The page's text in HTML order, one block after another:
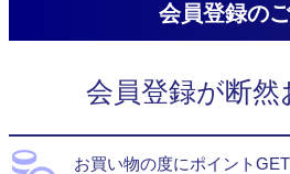
会員登録の
会員登録が断然
お買い物の度にポイント